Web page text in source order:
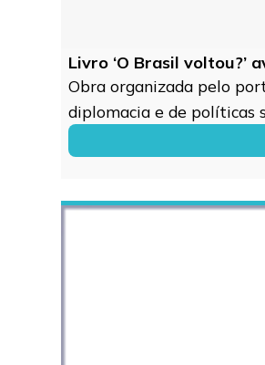
Livro ‘O Brasil voltou?’
Obra organizada pelo
diplomacia e de políticas